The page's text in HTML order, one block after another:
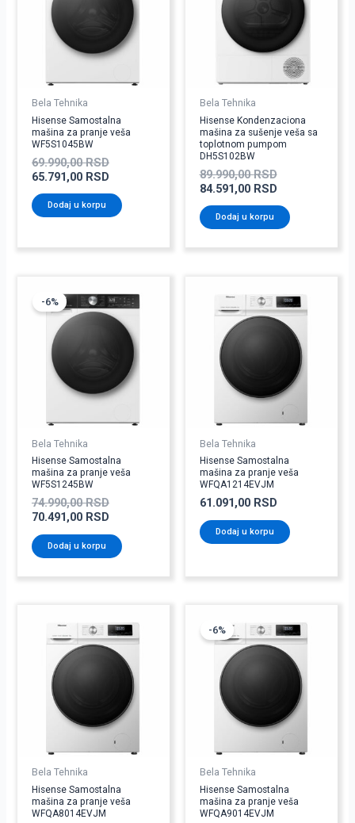
Bela Tehnika
Hisense Samostalna
mašina za pranje veša
WF5S1045BW
69.990,00RSD
65.791,00 RSD
Dodaj u korpu
Bela Tehnika
Hisense Kondenzaciona
mašina za sušenje veša sa
toplotnom pumpom
DH5S102BW
89.990,00RSD
84.591,00 RSD
Dodaj u korpu
-6%
Bela Tehnika
Hisense Samostalna
mašina za pranje veša
WF5S1245BW
74.990,00RSD
cena
je
bila:
74.990,00 RSD.
70.491,00 RSD
cena
je:
70.491,00 RSD.
Dodaj u korpu
Bela Tehnika
Hisense Samostalna
mašina za pranje veša
WFQA1214EVJM
61.091,00 RSD
Dodaj u korpu
Bela Tehnika
Hisense Samostalna
mašina za pranje veša
WFQA8014EVJM
-6%
Bela Tehnika
Hisense Samostalna
mašina za pranje veša
WFQA9014EVJM
cena
je
bila:
56.990,00
cena
je:
53.571,00